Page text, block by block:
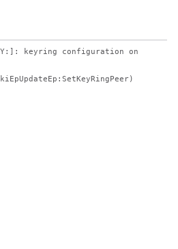
keyring configuration on